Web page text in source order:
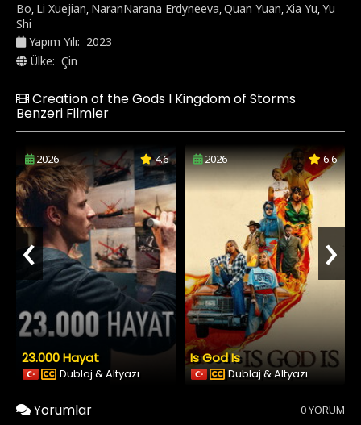
Bo, Li Xuejian, NaranNarana Erdyneeva,Quan Yuan,Xia Yu,Yu
Shi
Yapım Yılı: 2023
Ülke: Çin
Creation of the Gods I Kingdom of Storms
Benzeri Filmler
2026 4.6
23.000 Hayat
Dublaj & Altyazı
2026 6.6
Is God Is
Dublaj & Altyazı
‹ ›
Yorumlar 0 YORUM